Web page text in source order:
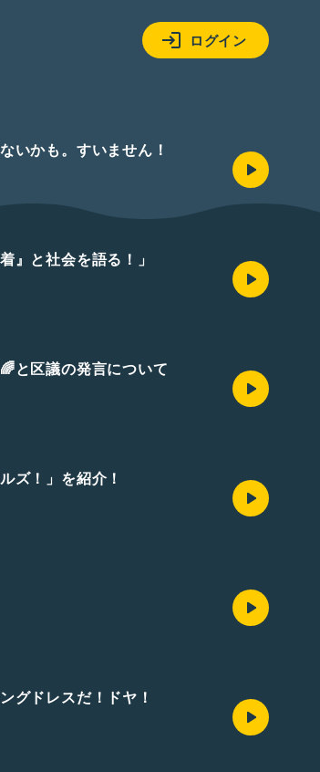
ログイン
いかも。すいません！
』と社会を語る！」
と区議の発言について
ズ！」を紹介！
グドレスだ！ドヤ！